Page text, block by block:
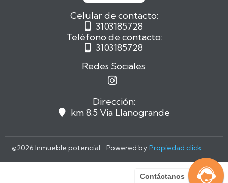
Celular de contacto:

3103185728
Teléfono de contacto:

3103185728
Redes Sociales:

Dirección:
 km 8.5 Via Llanogrande
©2026 Inmueble potencial. Powered by Propiedad.click
Contáctanos